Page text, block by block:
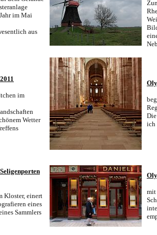
im Mai
aus
1
im
Wetter
ich
Kloster, einert
eines
Sammlers
mit